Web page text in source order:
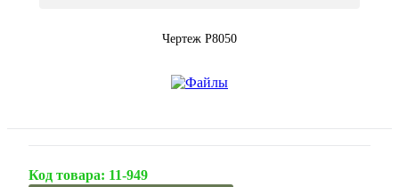
Чертеж P8050
Код товара: 11-949